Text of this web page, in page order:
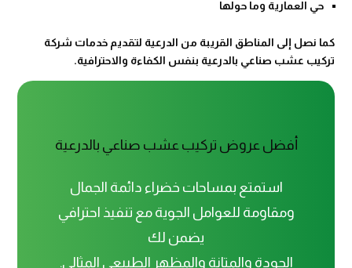
حي العمارية وما حولها
كما نصل إلى المناطق القريبة من الدرعية لتقديم خدمات شركة
تركيب عشب صناعي بالدرعية بنفس الكفاءة والاحترافية.
أفضل عروض تركيب عشب صناعي بالدرعية
استمتع بمساحات خضراء دائمة الجمال
ومقاومة للعوامل الجوية مع تنفيذ احترافي
يضمن لك
الجودة والمتانة والمظهر الطبيعي المثالي.